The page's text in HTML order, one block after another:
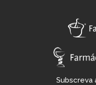
Subscreva